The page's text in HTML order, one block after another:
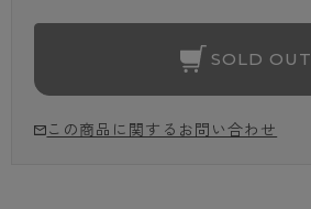
SOLD OUT
この商品に関するお問い合わせ